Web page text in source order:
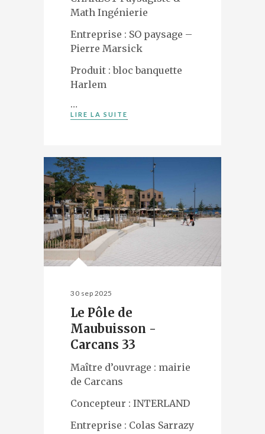
Math Ingénierie
Entreprise : SO paysage –
Pierre Marsick
Produit : bloc banquette
Harlem
…
LIRE LA SUITE
30 sep 2025
Le Pôle de
Maubuisson -
Carcans 33
Maître d’ouvrage : mairie
de Carcans
Concepteur : INTERLAND
Entreprise : Colas Sarrazy